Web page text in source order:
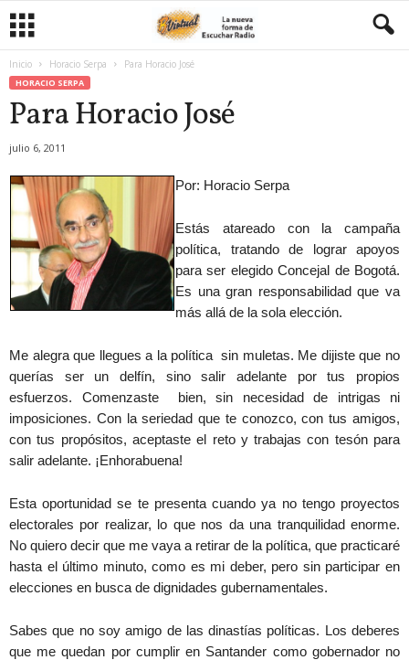
Inicio Horacio Serpa Para Horacio José
HORACIO SERPA
Para Horacio José
julio 6, 2011
Por: Horacio Serpa
Estás atareado con la campaña
política, tratando de lograr apoyos
para ser elegido Concejal de Bogotá.
Es una gran responsabilidad que va
más allá de la sola elección.
Me alegra que llegues a la política sin muletas. Me dijiste que no
querías ser un delfín, sino salir adelante por tus propios
esfuerzos. Comenzaste bien, sin necesidad de intrigas ni
imposiciones. Con la seriedad que te conozco, con tus amigos,
con tus propósitos, aceptaste el reto y trabajas con tesón para
salir adelante. ¡Enhorabuena!
Esta oportunidad se te presenta cuando ya no tengo proyectos
electorales por realizar, lo que nos da una tranquilidad enorme.
No quiero decir que me vaya a retirar de la política, que practicaré
hasta el último minuto, como es mi deber, pero sin participar en
elecciones en busca de dignidades gubernamentales.
Sabes que no soy amigo de las dinastías políticas. Los deberes
que me quedan por cumplir en Santander como gobernador no